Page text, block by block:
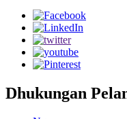
Dhukungan